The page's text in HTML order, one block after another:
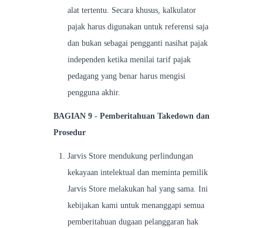
alat tertentu. Secara khusus, kalkulator
pajak harus digunakan untuk referensi saja
dan bukan sebagai pengganti nasihat pajak
independen ketika menilai tarif pajak
pedagang yang benar harus mengisi
pengguna akhir.
BAGIAN 9 - Pemberitahuan Takedown dan
Prosedur
Jarvis Store mendukung perlindungan
kekayaan intelektual dan meminta pemilik
Jarvis Store melakukan hal yang sama. Ini
kebijakan kami untuk menanggapi semua
pemberitahuan dugaan pelanggaran hak